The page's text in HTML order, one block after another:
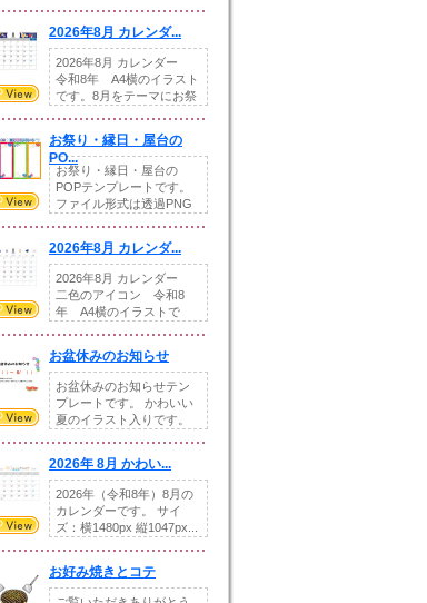
2026年8月 カレンダ...
2026年8月 カレンダー
令和8年 A4横のイラスト
です。8月をテーマにお祭
お祭り・縁日・屋台の
PO...
お祭り・縁日・屋台の
POPテンプレートです。
ファイル形式は透過PNG
2026年8月 カレンダ...
2026年8月 カレンダー
二色のアイコン 令和8
年 A4横のイラストで
お盆休みのお知らせ
お盆休みのお知らせテン
プレートです。 かわいい
夏のイラスト入りです。
2026年 8月 かわい...
2026年（令和8年）8月の
カレンダーです。 サイ
ズ：横1480px 縦1047px...
お好み焼きとコテ